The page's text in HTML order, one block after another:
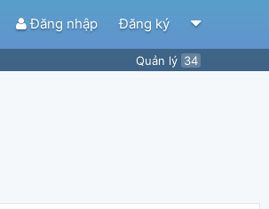
Đăng nhập Đăng ký
Quản lý 34